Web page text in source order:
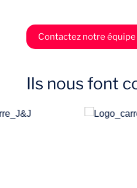
Missions
Contactez notre équipe
Ils nous font